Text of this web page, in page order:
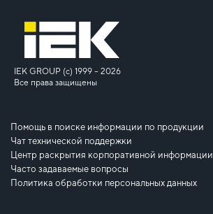
IEK GROUP (c) 1999 – 2026
Все права защищены
Помощь в поиске информации по продукции
Чат технической поддержки
Центр раскрытия корпоративной информации
Часто задаваемые вопросы
Политика обработки персональных данных